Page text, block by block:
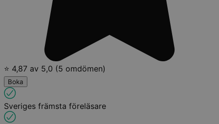
⭐ 4,87 av 5,0 (5 omdömen)
Boka
Sveriges främsta föreläsare